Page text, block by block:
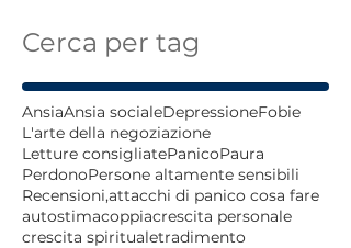
Cerca per tag
AnsiaAnsia socialeDepressioneFobie
L'arte della negoziazione
Letture consigliatePanicoPaura
PerdonoPersone altamente sensibili
Recensioni,attacchi di panico cosa fare
autostimacoppiacrescita personale
crescita spiritualetradimento